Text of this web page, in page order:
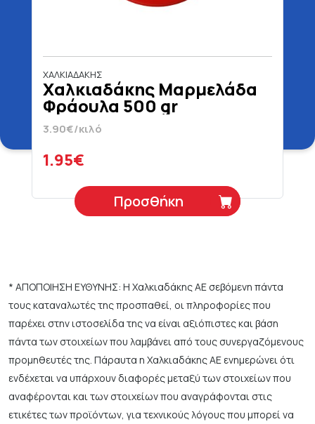
ΧΑΛΚΙΑΔΑΚΗΣ
Χαλκιαδάκης Μαρμελάδα
Φράουλα 500 gr
3.90€/κιλό
1.95€
Προσθήκη
* ΑΠΟΠΟΙΗΣΗ ΕΥΘΥΝΗΣ: Η Χαλκιαδάκης ΑΕ σεβόμενη πάντα
τους καταναλωτές της προσπαθεί, οι πληροφορίες που
παρέχει στην ιστοσελίδα της να είναι αξιόπιστες και βάση
πάντα των στοιχείων που λαμβάνει από τους συνεργαζόμενους
προμηθευτές της. Πάραυτα η Χαλκιαδάκης ΑΕ ενημερώνει ότι
ενδέχεται να υπάρχουν διαφορές μεταξύ των στοιχείων που
αναφέρονται και των στοιχείων που αναγράφονται στις
ετικέτες των προϊόντων, για τεχνικούς λόγους που μπορεί να